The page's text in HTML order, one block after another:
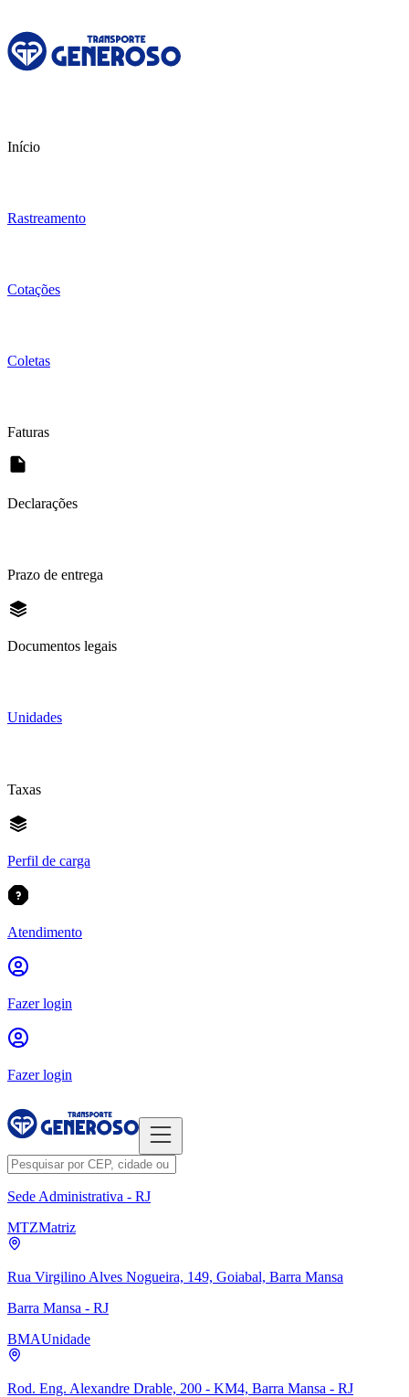
Início
Rastreamento
Cotações
Coletas
Faturas
Declarações
Prazo de entrega
Documentos legais
Unidades
Taxas
Perfil de carga
Atendimento
Fazer login
Fazer login
Sede Administrativa - RJ
MTZMatriz
Rua Virgilino Alves Nogueira, 149, Goiabal, Barra Mansa
Barra Mansa - RJ
BMAUnidade
Rod. Eng. Alexandre Drable, 200 - KM4, Barra Mansa - RJ